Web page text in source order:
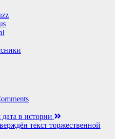
дата в истории
текст торжественной